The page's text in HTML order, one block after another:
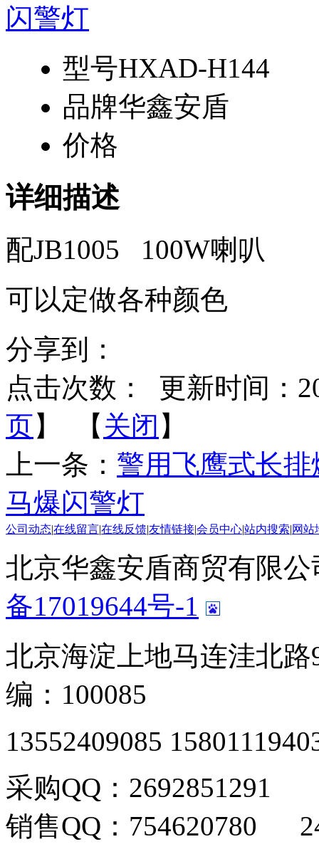
型号HXAD-H144
品牌华鑫安盾
价格
详细描述
配JB1005 100W喇叭
可以定做各种颜色
分享到：
点击次数：
更新时间：
页】 【 关闭 】
上一条： 警用飞鹰式长
马爆闪警灯
公司动态|在线留言|在线反馈|友情链接|会员中心|站内搜索|网站
北京华鑫安盾商贸有限
备17019644号-1
北京海淀上地马连洼北
编：100085
13552409085
采购QQ：2692851291
销售QQ：754620780